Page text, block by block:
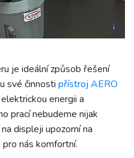
i
je ideální způsob řešení
své činnosti přístroj AERO
energii a
prací nebudeme nijak
displeji upozorní na
nás komfortní.